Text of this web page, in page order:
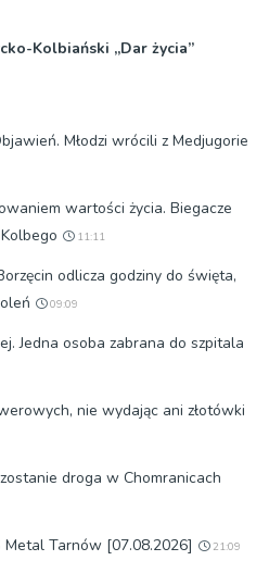
Kolbiański „Dar życia”
Młodzi wrócili z Medjugorie
wartości życia. Biegacze
11:11
odlicza godziny do święta,
09:09
Jedna osoba zabrana do szpitala
nie wydając ani złotówki
droga w Chomranicach
Tarnów [07.08.2026] 21:09